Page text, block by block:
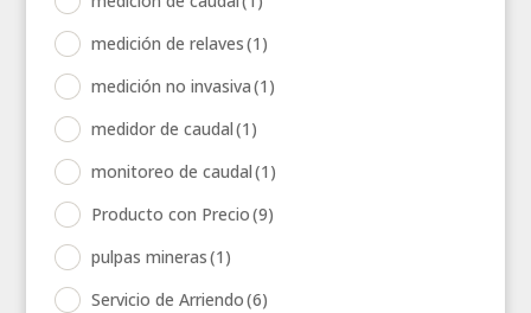
medición de relaves(1)
medición no invasiva(1)
medidor de caudal(1)
monitoreo de caudal(1)
Producto con Precio(9)
pulpas mineras(1)
Servicio de Arriendo(6)